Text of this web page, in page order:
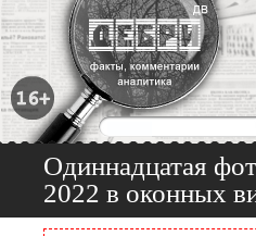
Одиннадцатая
2022 в оконных